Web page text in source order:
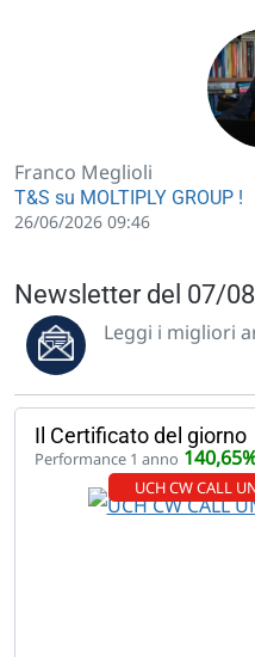
Franco Meglioli
T&S su MOLTIPLY GROUP !
26/06/2026 09:46
Newsletter del 07/
Leggi i migliori
Il Certificato del giorno
Performance 1 anno
UCH CW CALL